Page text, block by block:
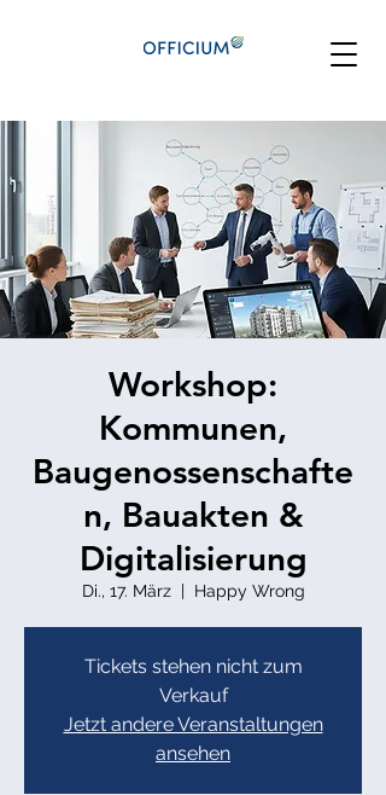
Workshop:
Kommunen,
Baugenossenschafte
n, Bauakten &
Digitalisierung
Di., 17. März
  |
Happy Wrong
Tickets stehen nicht zum
Verkauf
Jetzt andere Veranstaltungen
ansehen